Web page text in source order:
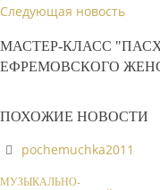
Следующая новость
МАСТЕР-КЛАСС
ЕФРЕМОВСКОГО
ПОХОЖИЕ НОВОСТИ
pochemuchka2011
МУЗЫКАЛЬНО-